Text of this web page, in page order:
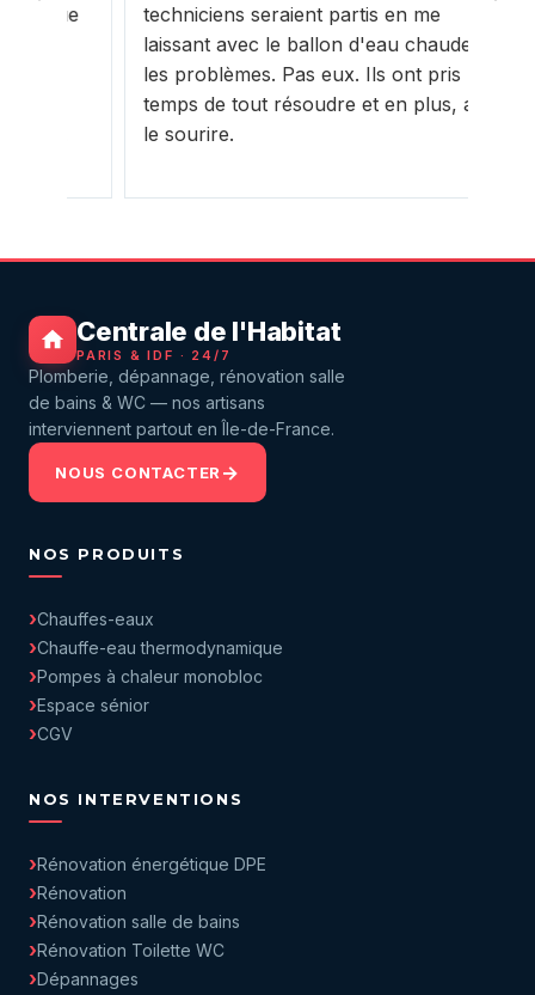
techniciens seraient partis en me
laissant avec le ballon d'eau chaude et
les problèmes. Pas eux. Ils ont pris le
temps de tout résoudre et en plus, avec
le sourire.
Centrale de l'Habitat
PARIS & IDF · 24/7
Plomberie, dépannage, rénovation salle
de bains & WC — nos artisans
interviennent partout en Île-de-France.
NOUS CONTACTER
NOS PRODUITS
Chauffes-eaux
Chauffe-eau thermodynamique
Pompes à chaleur monobloc
Espace sénior
CGV
NOS INTERVENTIONS
Rénovation énergétique DPE
Rénovation
Rénovation salle de bains
Rénovation Toilette WC
Dépannages